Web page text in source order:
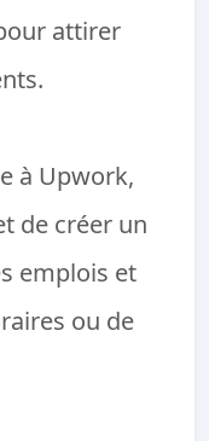
attirer
à Upwork,
de créer un
emplois et
ou de